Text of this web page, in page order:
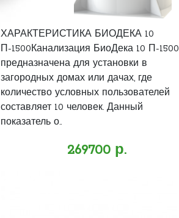
ХАРАКТЕРИСТИКА БИОДЕКА 10
П-1500Канализация БиоДека 10 П-1500
предназначена для установки в
загородных домах или дачах, где
количество условных пользователей
составляет 10 человек. Данный
показатель о..
269700 р.